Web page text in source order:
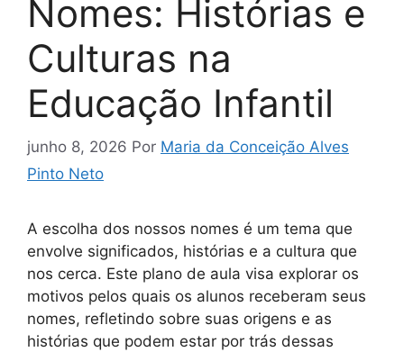
Nomes: Histórias e
Culturas na
Educação Infantil
junho 8, 2026 Por Maria da Conceição Alves
Pinto Neto
A escolha dos nossos nomes é um tema que
envolve significados, histórias e a cultura que
nos cerca. Este plano de aula visa explorar os
motivos pelos quais os alunos receberam seus
nomes, refletindo sobre suas origens e as
histórias que podem estar por trás dessas